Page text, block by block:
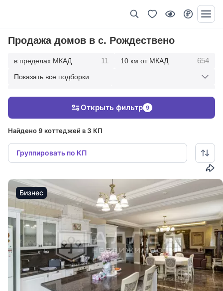
Продажа домов в с. Рождествено
в пределах МКАД 11 10 км от МКАД 654
Показать все подборки
Найдено 9 коттеджей в 3 КП
Группировать по КП
Открыть фильтр 9
Бизнес